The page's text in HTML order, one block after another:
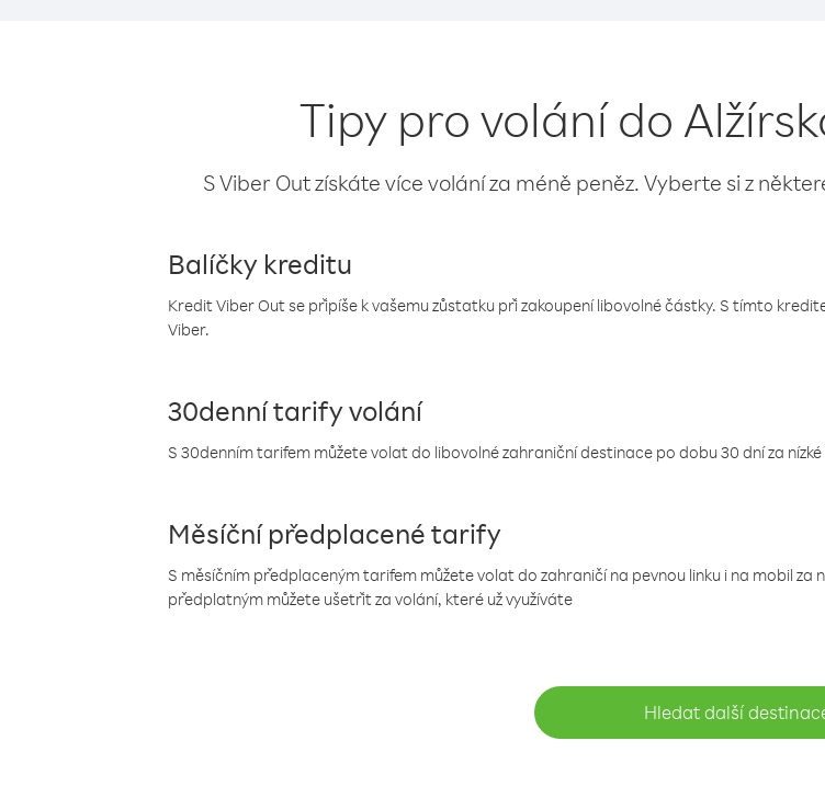
Tipy pro volání do
S Viber Out získáte více volání za méně peněz. Vyberte si z
Balíčky kreditu
Kredit Viber Out se připíše k vašemu zůstatku při zakoupení libovolné částky. S tímto
Viber.
30denní tarify volání
S 30denním tarifem můžete volat do libovolné zahraniční destinace po dobu 30 dní za nízké
Měsíční předplacené tarify
S měsíčním předplaceným tarifem můžete volat do zahraničí na pevnou linku i na mobil za
předplatným můžete ušetřit za volání, které už využíváte
Hledat další